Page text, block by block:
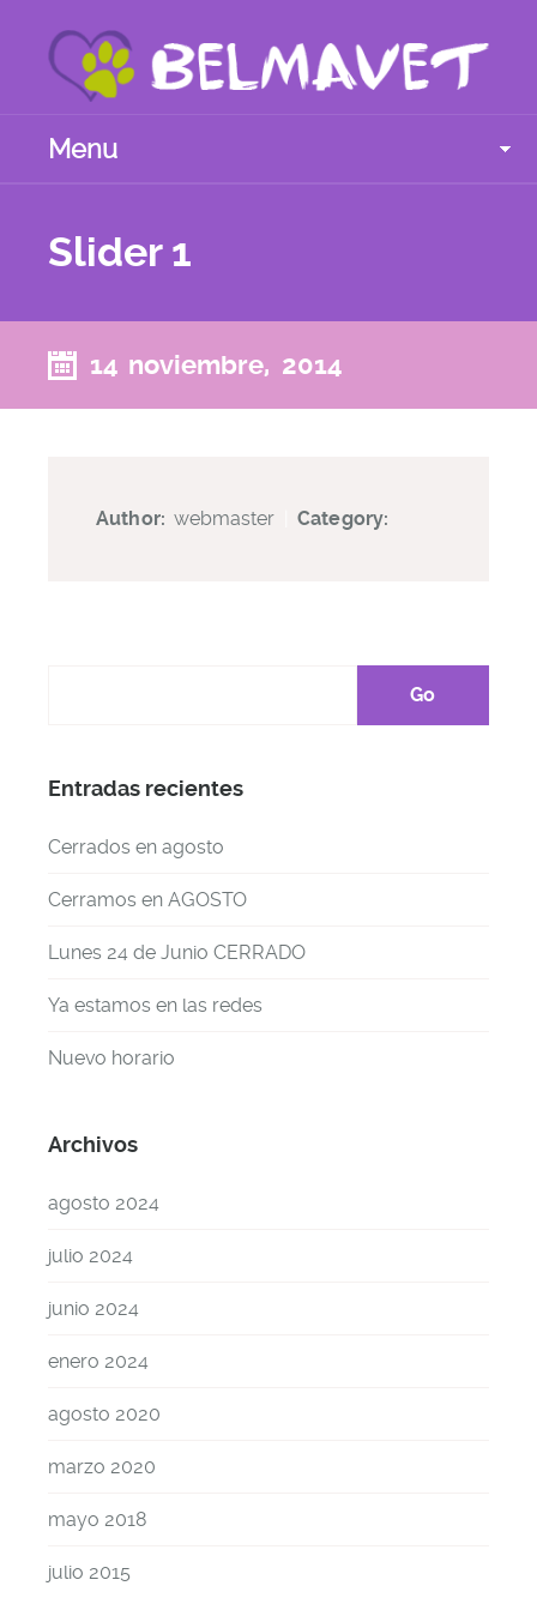
Menu
Slider 1
14 noviembre, 2014
Author:webmaster Category:
Entradas recientes
Cerrados en agosto
Cerramos en AGOSTO
Lunes 24 de Junio CERRADO
Ya estamos en las redes
Nuevo horario
Archivos
agosto 2024
julio 2024
junio 2024
enero 2024
agosto 2020
marzo 2020
mayo 2018
julio 2015